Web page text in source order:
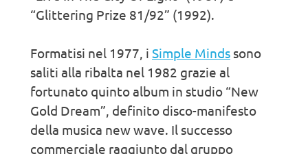
“Glittering Prize 81/92” (1992).
Formatisi nel 1977, i Simple Minds sono
saliti alla ribalta nel 1982 grazie al
fortunato quinto album in studio “New
Gold Dream”, definito disco-manifesto
della musica new wave. Il successo
commerciale raggiunto dal gruppo